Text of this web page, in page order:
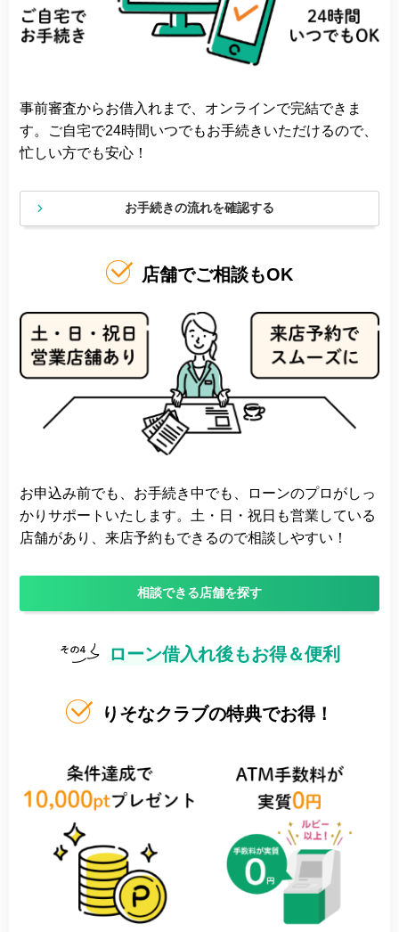
事前審査からお借入れまで、オンラインで完結できま
す。ご自宅で24時間いつでもお手続きいただけるので、
忙しい方でも安心！
お手続きの流れを確認する
店舗でご相談もOK
お申込み前でも、お手続き中でも、ローンのプロがしっ
かりサポートいたします。土・日・祝日も営業している
店舗があり、来店予約もできるので相談しやすい！
相談できる店舗を探す
ローン借入れ後もお得＆便利
りそなクラブの特典でお得！